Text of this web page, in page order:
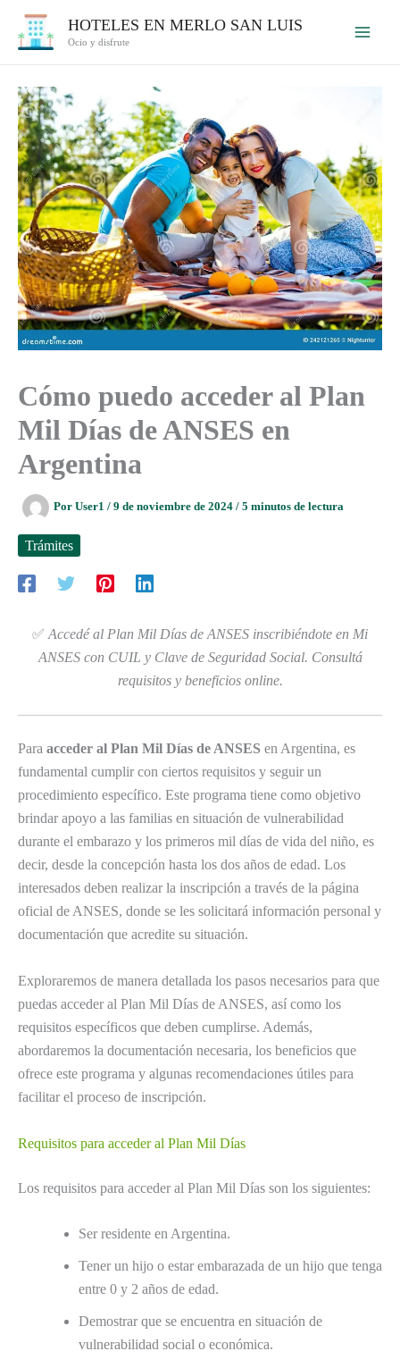
HOTELES EN MERLO SAN LUIS
Ocio y disfrute
Cómo puedo acceder al Plan
Mil Días de ANSES en
Argentina
Por User1 / 9 de noviembre de 2024 / 5 minutos de lectura
Trámites
✅ Accedé al Plan Mil Días de ANSES inscribiéndote en Mi
ANSES con CUIL y Clave de Seguridad Social. Consultá
requisitos y beneficios online.
Para acceder al Plan Mil Días de ANSES en Argentina, es
fundamental cumplir con ciertos requisitos y seguir un
procedimiento específico. Este programa tiene como objetivo
brindar apoyo a las familias en situación de vulnerabilidad
durante el embarazo y los primeros mil días de vida del niño, es
decir, desde la concepción hasta los dos años de edad. Los
interesados deben realizar la inscripción a través de la página
oficial de ANSES, donde se les solicitará información personal y
documentación que acredite su situación.
Exploraremos de manera detallada los pasos necesarios para que
puedas acceder al Plan Mil Días de ANSES, así como los
requisitos específicos que deben cumplirse. Además,
abordaremos la documentación necesaria, los beneficios que
ofrece este programa y algunas recomendaciones útiles para
facilitar el proceso de inscripción.
Requisitos para acceder al Plan Mil Días
Los requisitos para acceder al Plan Mil Días son los siguientes:
Ser residente en Argentina.
Tener un hijo o estar embarazada de un hijo que tenga
entre 0 y 2 años de edad.
Demostrar que se encuentra en situación de
vulnerabilidad social o económica.